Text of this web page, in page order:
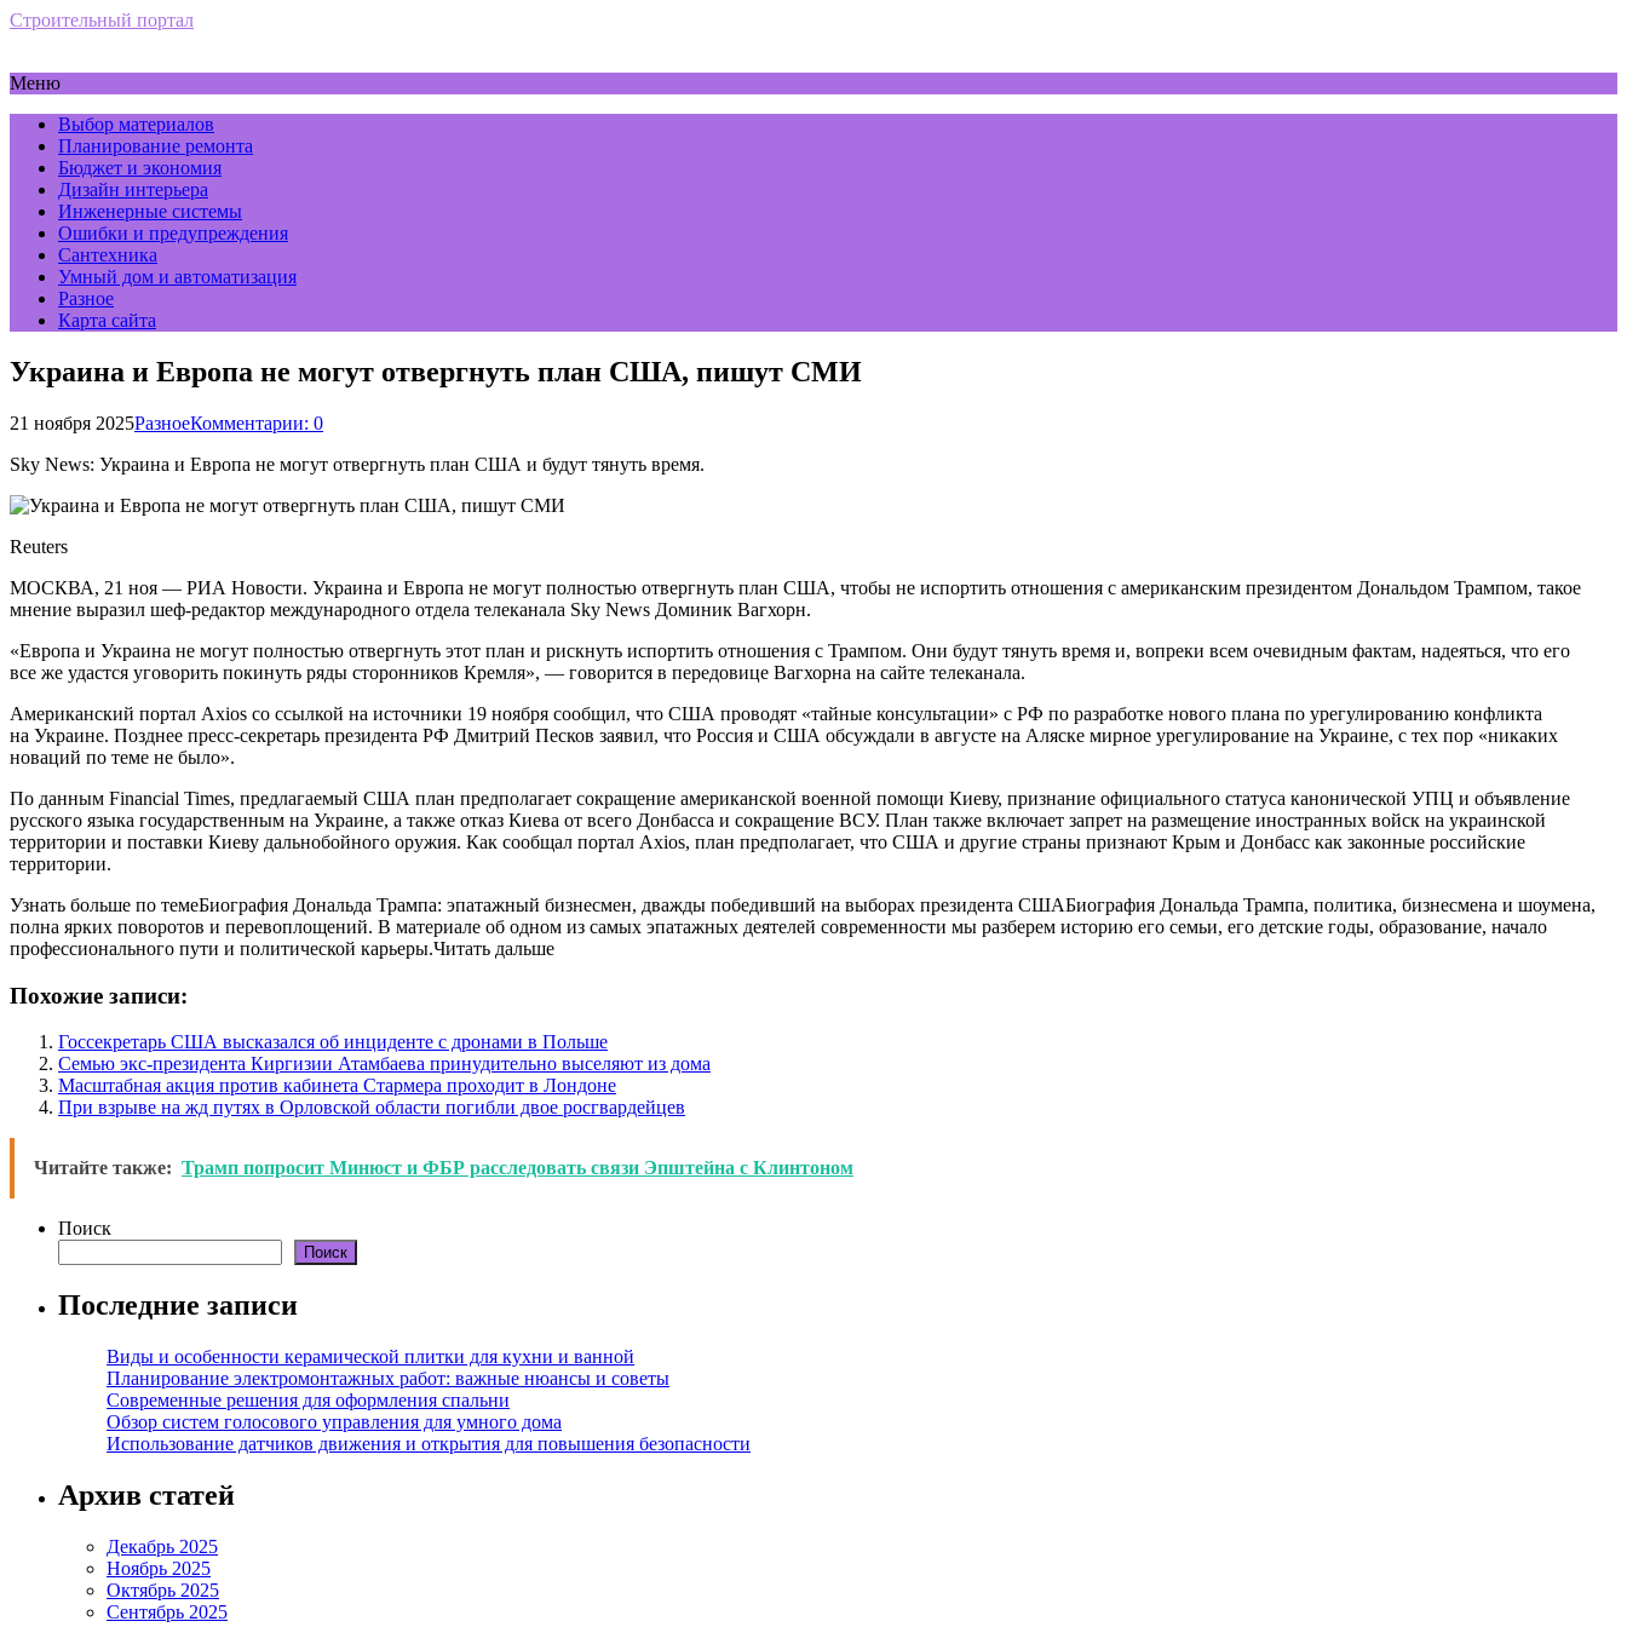
Строительный портал
Меню
Выбор материалов
Планирование ремонта
Бюджет и экономия
Дизайн интерьера
Инженерные системы
Ошибки и предупреждения
Сантехника
Умный дом и автоматизация
Разное
Карта сайта
Украина и Европа не могут отвергнуть план США, пишут СМИ
21 ноября 2025РазноеКомментарии: 0
Sky News: Украина и Европа не могут отвергнуть план США и будут тянуть время.
Reuters
МОСКВА, 21 ноя — РИА Новости. Украина и Европа не могут полностью отвергнуть план США, чтобы не испортить отношения с американским президентом Дональдом Трампом, такое
мнение выразил шеф-редактор международного отдела телеканала Sky News Доминик Вагхорн.
«Европа и Украина не могут полностью отвергнуть этот план и рискнуть испортить отношения с Трампом. Они будут тянуть время и, вопреки всем очевидным фактам, надеяться, что его
все же удастся уговорить покинуть ряды сторонников Кремля», — говорится в передовице Вагхорна на сайте телеканала.
Американский портал Axios со ссылкой на источники 19 ноября сообщил, что США проводят «тайные консультации» с РФ по разработке нового плана по урегулированию конфликта
на Украине. Позднее пресс-секретарь президента РФ Дмитрий Песков заявил, что Россия и США обсуждали в августе на Аляске мирное урегулирование на Украине, с тех пор «никаких
новаций по теме не было».
По данным Financial Times, предлагаемый США план предполагает сокращение американской военной помощи Киеву, признание официального статуса канонической УПЦ и объявление
русского языка государственным на Украине, а также отказ Киева от всего Донбасса и сокращение ВСУ. План также включает запрет на размещение иностранных войск на украинской
территории и поставки Киеву дальнобойного оружия. Как сообщал портал Axios, план предполагает, что США и другие страны признают Крым и Донбасс как законные российские
территории.
Узнать больше по темеБиография Дональда Трампа: эпатажный бизнесмен, дважды победивший на выборах президента СШАБиография Дональда Трампа, политика, бизнесмена и шоумена,
полна ярких поворотов и перевоплощений. В материале об одном из самых эпатажных деятелей современности мы разберем историю его семьи, его детские годы, образование, начало
профессионального пути и политической карьеры.Читать дальше
Похожие записи:
Госсекретарь США высказался об инциденте с дронами в Польше
Семью экс-президента Киргизии Атамбаева принудительно выселяют из дома
Масштабная акция против кабинета Стармера проходит в Лондоне
При взрыве на жд путях в Орловской области погибли двое росгвардейцев
Читайте также: Трамп попросит Минюст и ФБР расследовать связи Эпштейна с Клинтоном
Поиск
Поиск
Последние записи
Виды и особенности керамической плитки для кухни и ванной
Планирование электромонтажных работ: важные нюансы и советы
Современные решения для оформления спальни
Обзор систем голосового управления для умного дома
Использование датчиков движения и открытия для повышения безопасности
Архив статей
Декабрь 2025
Ноябрь 2025
Октябрь 2025
Сентябрь 2025